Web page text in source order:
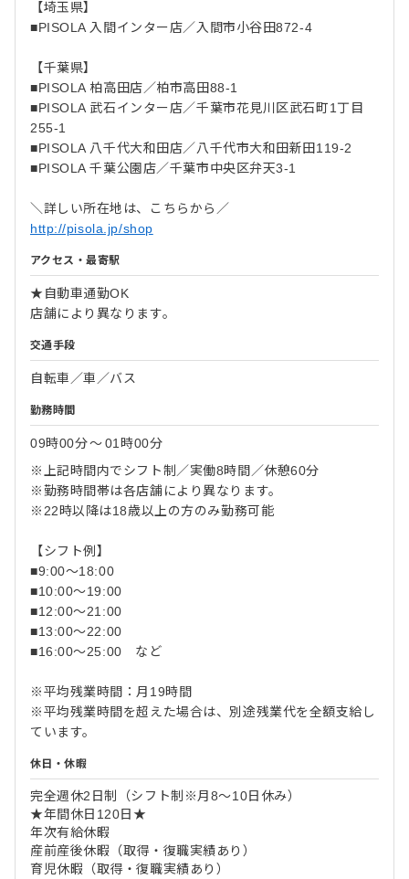
【埼玉県】
■PISOLA 入間インター店／入間市小谷田872-4
【千葉県】
■PISOLA 柏高田店／柏市高田88-1
■PISOLA 武石インター店／千葉市花見川区武石町1丁目
255-1
■PISOLA 八千代大和田店／八千代市大和田新田119-2
■PISOLA 千葉公園店／千葉市中央区弁天3-1
＼詳しい所在地は、こちらから／
http://pisola.jp/shop
アクセス・最寄駅
★自動車通勤OK
店舗により異なります。
交通手段
自転車／車／バス
勤務時間
09時00分〜01時00分
※上記時間内でシフト制／実働8時間／休憩60分
※勤務時間帯は各店舗により異なります。
※22時以降は18歳以上の方のみ勤務可能
【シフト例】
■9:00～18:00
■10:00～19:00
■12:00～21:00
■13:00～22:00
■16:00～25:00 など
※平均残業時間：月19時間
※平均残業時間を超えた場合は、別途残業代を全額支給し
ています。
休日・休暇
完全週休2日制（シフト制※月8～10日休み）
★年間休日120日★
年次有給休暇
産前産後休暇（取得・復職実績あり）
育児休暇（取得・復職実績あり）